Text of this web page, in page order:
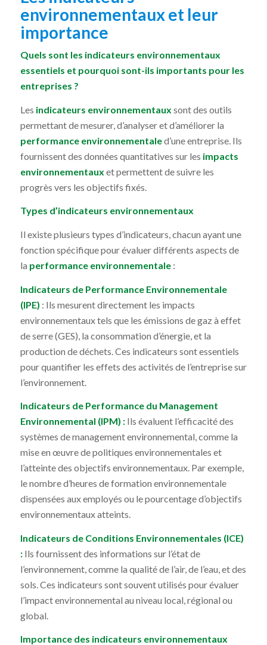
environnementaux et leur
importance
Quels sont les indicateurs environnementaux
essentiels et pourquoi sont-ils importants pour les
entreprises ?
Les indicateurs environnementaux sont des outils
permettant de mesurer, d’analyser et d’améliorer la
performance environnementaled’une entreprise. Ils
fournissent des données quantitatives sur les impacts
environnementaux et permettent de suivre les
progrès vers les objectifs fixés.
Types d’indicateurs environnementaux
Il existe plusieurs types d’indicateurs, chacun ayant une
fonction spécifique pour évaluer différents aspects de
la performance environnementale:
Indicateurs de Performance Environnementale
(IPE) : Ils mesurent directement les impacts
environnementaux tels que les émissions de gaz à effet
de serre (GES), la consommation d’énergie, et la
production de déchets. Ces indicateurs sont essentiels
pour quantifier les effets des activités de l’entreprise sur
l’environnement.
Indicateurs de Performance du Management
Environnemental (IPM) :Ils évaluent l’efficacité des
systèmes de management environnemental, comme la
mise en œuvre de politiques environnementales et
l’atteinte des objectifs environnementaux. Par exemple,
le nombre d’heures de formation environnementale
dispensées aux employés ou le pourcentage d’objectifs
environnementaux atteints.
Indicateurs de Conditions Environnementales (ICE)
:Ils fournissent des informations sur l’état de
l’environnement, comme la qualité de l’air, de l’eau, et des
sols. Ces indicateurs sont souvent utilisés pour évaluer
l’impact environnemental au niveau local, régional ou
global.
Importance des indicateurs environnementaux